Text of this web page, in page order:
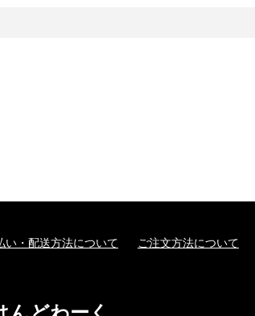
い・配送方法について ご注文方法について